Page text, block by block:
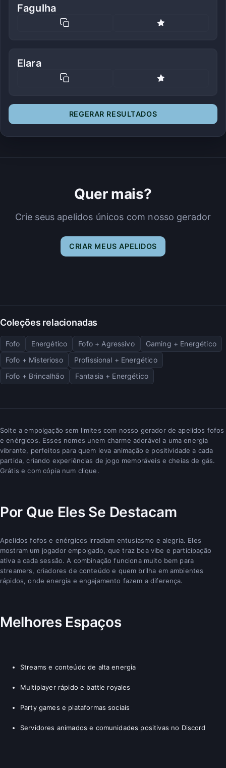
Fagulha
Elara
REGERAR RESULTADOS
Quer mais?
Crie seus apelidos únicos com nosso gerador
CRIAR MEUS APELIDOS
Coleções relacionadas
Fofo Energético Fofo + Agressivo
Gaming + Energético
Fofo + Misterioso
Profissional + Energético
Fofo + Brincalhão
Fantasia + Energético
Solte a empolgação sem limites com nosso gerador de apelidos fofos
e enérgicos. Esses nomes unem charme adorável a uma energia
vibrante, perfeitos para quem leva animação e positividade a cada
partida, criando experiências de jogo memoráveis e cheias de gás.
Grátis e com cópia num clique.
Por Que Eles Se Destacam
Apelidos fofos e enérgicos irradiam entusiasmo e alegria. Eles
mostram um jogador empolgado, que traz boa vibe e participação
ativa a cada sessão. A combinação funciona muito bem para
streamers, criadores de conteúdo e quem brilha em ambientes
rápidos, onde energia e engajamento fazem a diferença.
Melhores Espaços
Streams e conteúdo de alta energia
Multiplayer rápido e battle royales
Party games e plataformas sociais
Servidores animados e comunidades positivas no Discord